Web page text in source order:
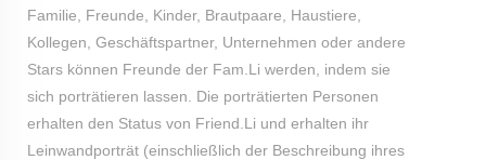
Familie, Freunde, Kinder, Brautpaare, Haustiere,
Kollegen, Geschäftspartner, Unternehmen oder andere
Stars können Freunde der Fam.Li werden, indem sie
sich porträtieren lassen. Die porträtierten Personen
erhalten den Status von Friend.Li und erhalten ihr
Leinwandporträt (einschließlich der Beschreibung ihres